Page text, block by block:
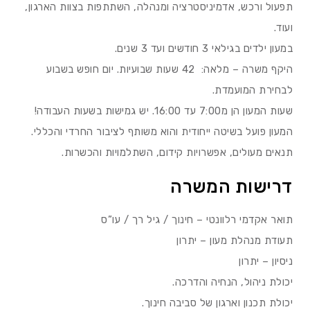
תפעול ורכש, אדמיניסטרציה ומנהלה, השתתפות בצוות הארגון,
ועוד.
במעון ילדים בגילאי 3 חודשים ועד 3 שנים.
היקף משרה – מלאה: 42 שעות שבועיות. יום חופש בשבוע
לבחירת המועמדת.
שעות המעון הן מ7:00 עד 16:00. יש גמישות בשעות העבודה!
המעון פועל בשיטה ייחודית והוא משותף לציבור החרדי והכללי.
תנאים מעולים, אפשרויות קידום, השתלמויות והכשרות.
דרישות המשרה
תואר אקדמי רלוונטי – חינוך / גיל רך / עו”ס
תעודת מנהלת מעון – יתרון
ניסיון – יתרון
יכולת ניהול, הנחיה והדרכה.
יכולת תכנון וארגון של סביבה חינוך.